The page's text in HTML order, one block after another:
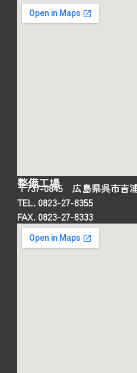
整備工場
〒737-0845 広島県呉市吉
TEL. 0823-27-8355
FAX. 0823-27-8333